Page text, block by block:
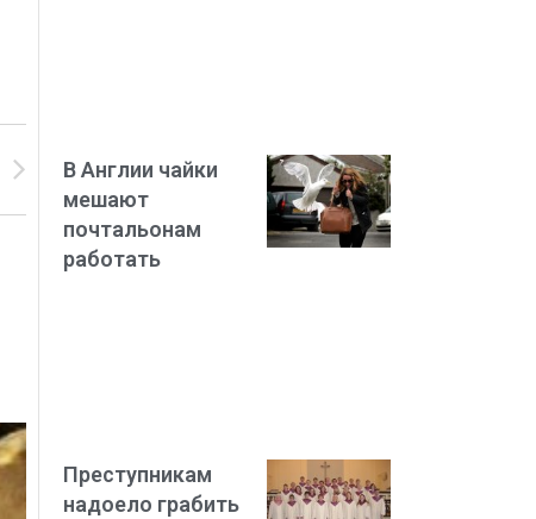
В Англии чайки
мешают
почтальонам
работать
Преступникам
надоело грабить